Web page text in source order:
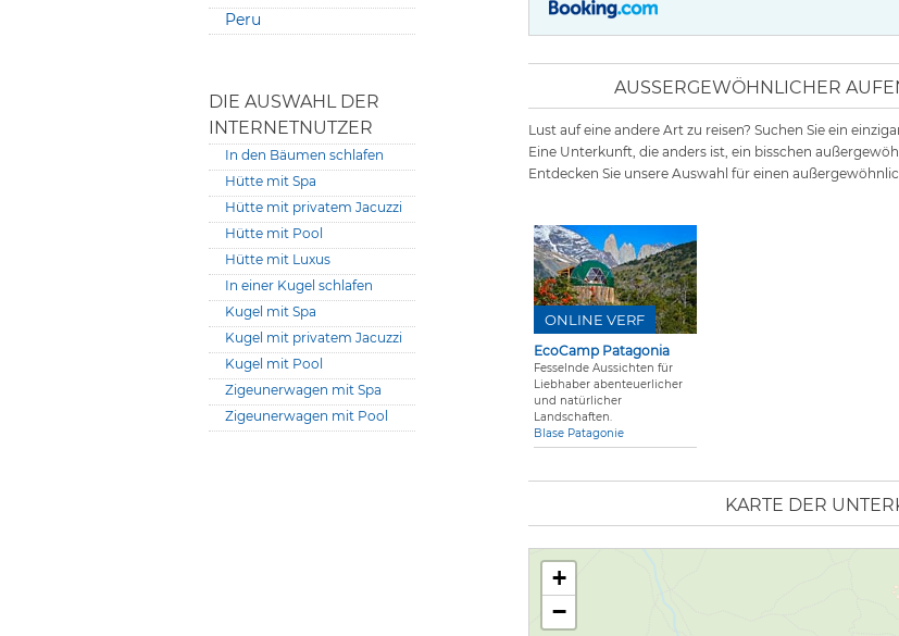
Peru
DIE AUSWAHL DER
INTERNETNUTZER
In den Bäumen schlafen
Hütte mit Spa
Hütte mit privatem Jacuzzi
Hütte mit Pool
Hütte mit Luxus
In einer Kugel schlafen
Kugel mit Spa
Kugel mit privatem Jacuzzi
Kugel mit Pool
Zigeunerwagen mit Spa
Zigeunerwagen mit Pool
AUSSERGEWÖHNLICHER
Lust auf eine andere Art zu reisen? Suchen Sie ein
Eine Unterkunft, die anders ist, ein bisschen
Entdecken Sie unsere Auswahl für einen
EcoCamp Patagonia
Fesselnde Aussichten für
Liebhaber abenteuerlicher
und natürlicher
Landschaften.
Blase Patagonie
ONLINE VERF
KARTE DER
+
−